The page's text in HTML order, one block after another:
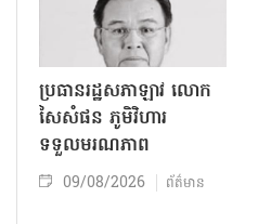
ប្រធានរដ្ឋសភាឡាវ លោក
សៃសំផន ភូមិវិហារ
ទទួលមរណភាព
09/08/2026 ព័ត៌មាន